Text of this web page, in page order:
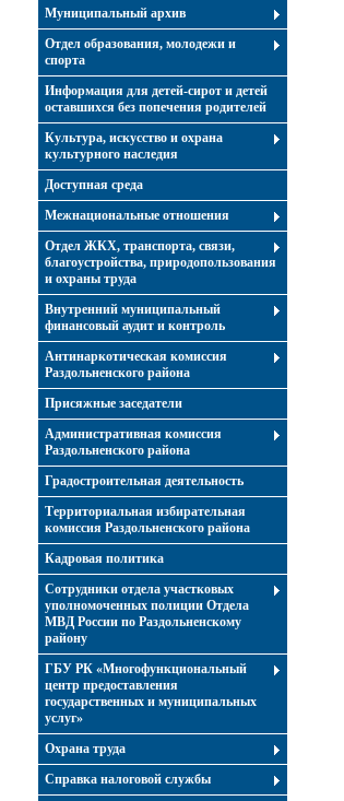
Муниципальный архив
Отдел образования, молодежи и
спорта
Информация для детей-сирот и детей
оставшихся без попечения родителей
Культура, искусство и охрана
культурного наследия
Доступная среда
Межнациональные отношения
Отдел ЖКХ, транспорта, связи,
благоустройства, природопользования
и охраны труда
Внутренний муниципальный
финансовый аудит и контроль
Антинаркотическая комиссия
Раздольненского района
Присяжные заседатели
Административная комиссия
Раздольненского района
Градостроительная деятельность
Территориальная избирательная
комиссия Раздольненского района
Кадровая политика
Сотрудники отдела участковых
уполномоченных полиции Отдела
МВД России по Раздольненскому
району
ГБУ РК «Многофункциональный
центр предоставления
государственных и муниципальных
услуг»
Охрана труда
Справка налоговой службы